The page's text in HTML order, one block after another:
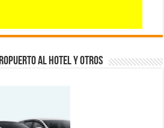
aeropuerto al hotel y otros